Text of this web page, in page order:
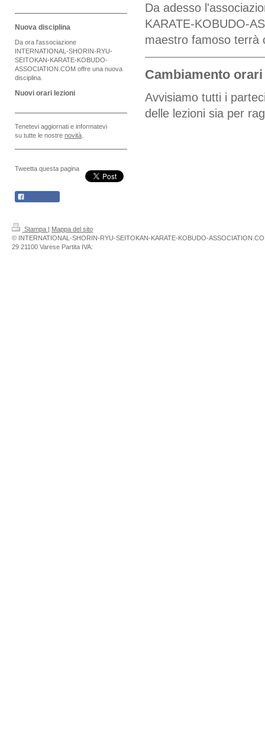
Da adesso
KARATE-KOBUDO-
maestro famoso
Cambiamento
Avvisiamo tutti i
delle lezioni sia per
Nuova disciplina
Da ora l'associazione
INTERNATIONAL-SHORIN-RYU-
SEITOKAN-KARATE-KOBUDO-
ASSOCIATION.COM offre una nuova
disciplina.
Nuovi orari lezioni
Tenetevi aggiornati e informatevi
su tutte le nostre novità
Tweetta questa pagina
Condividi
Stampa | Mappa del sito
© INTERNATIONAL-SHORIN-RYU-SEITOKAN-KARATE-KOBUDO-
29 21100 Varese Partita IVA: